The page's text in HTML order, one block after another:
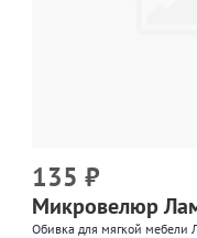
135 ₽
Микровелюр
Обивка для мягкой мебели